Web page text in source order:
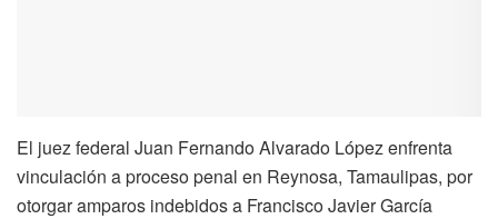
El juez federal Juan Fernando Alvarado López enfrenta
vinculación a proceso penal en Reynosa, Tamaulipas, por
otorgar amparos indebidos a Francisco Javier García